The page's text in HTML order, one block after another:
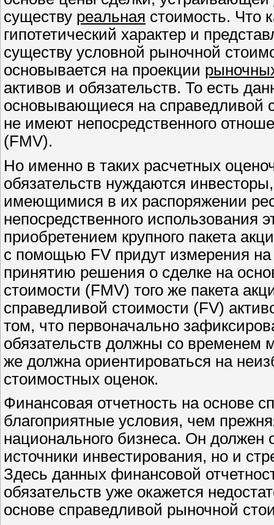
существу реальная стоимость. Что
гипотетический характер и
существу условной рыночной
основывается на проекции
активов и обязательств. То есть
основывающиеся на справедливой
не имеют непосредственного
(FMV).
Но именно в таких расчетных
обязательств нуждаются
имеющимися в их распоряжении
непосредственного использования
приобретением крупного пакета
с помощью FV придут измерения
принятию решения о сделке на
стоимости (FMV) того же пакета
справедливой стоимости (FV)
том, что первоначально
обязательств должны со временем
же должна ориентироваться на
стоимостных оценок.
Финансовая отчетность на основе
благоприятные условия, чем
национального бизнеса. Он должен
источники инвестирования, но и
Здесь данных финансовой
обязательств уже окажется
основе справедливой рыночной